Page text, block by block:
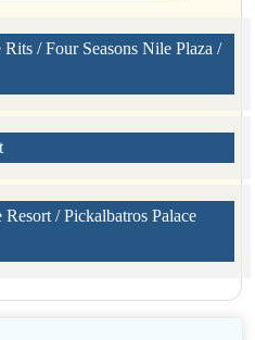
/ Four Seasons Nile Plaza /
/ Pickalbatros Palace